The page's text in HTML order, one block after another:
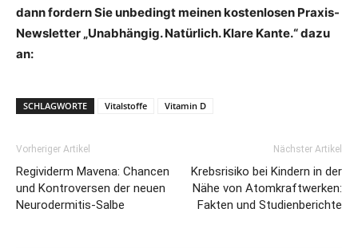
dann fordern Sie unbedingt meinen kostenlosen Praxis-
Newsletter „Unabhängig. Natürlich. Klare Kante.“ dazu
an:
SCHLAGWORTE Vitalstoffe Vitamin D
Vorheriger Artikel
Regividerm Mavena: Chancen
und Kontroversen der neuen
Neurodermitis-Salbe
Nächster Artikel
Krebsrisiko bei Kindern in der
Nähe von Atomkraftwerken:
Fakten und Studienberichte